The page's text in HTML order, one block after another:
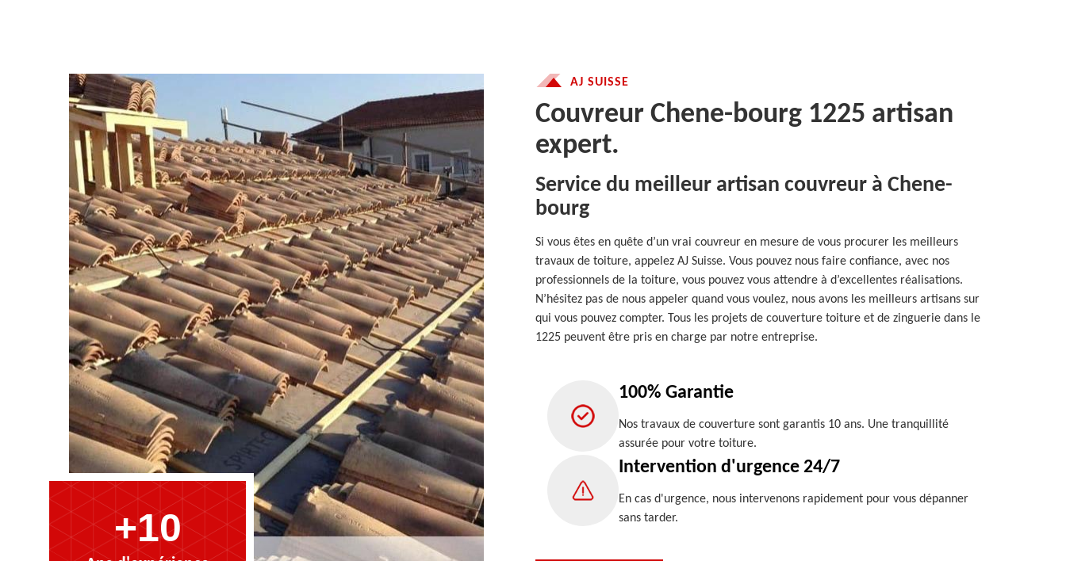
+10
AJ SUISSE
Couvreur Chene-bourg 1225 artisan
expert.
Service du meilleur artisan couvreur à Chene-
bourg
Si vous êtes en quête d’un vrai couvreur en mesure de vous procurer les meilleurs
travaux de toiture, appelez AJ Suisse. Vous pouvez nous faire confiance, avec nos
professionnels de la toiture, vous pouvez vous attendre à d’excellentes réalisations.
N’hésitez pas de nous appeler quand vous voulez, nous avons les meilleurs artisans sur
qui vous pouvez compter. Tous les projets de couverture toiture et de zinguerie dans le
1225 peuvent être pris en charge par notre entreprise.
100% Garantie
Nos travaux de couverture sont garantis 10 ans. Une tranquillité
assurée pour votre toiture.
Intervention d'urgence 24/7
En cas d'urgence, nous intervenons rapidement pour vous dépanner
sans tarder.